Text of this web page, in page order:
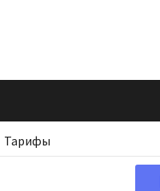
Тарифы